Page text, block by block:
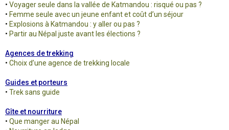
• Voyager seule dans la vallée de Katmandou : risqué ou pas ?
• Femme seule avec un jeune enfant et coût d’un séjour
• Explosions à Katmandou : y aller ou pas ?
• Partir au Népal juste avant les élections ?
Agences de trekking
• Choix d’une agence de trekking locale
Guides et porteurs
• Trek sans guide
Gîte et nourriture
• Que manger au Népal